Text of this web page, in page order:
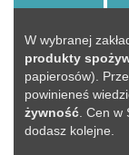
W wybranej
produkty
papierosów).
powinieneś
żywność . Cen
dodasz kolejne